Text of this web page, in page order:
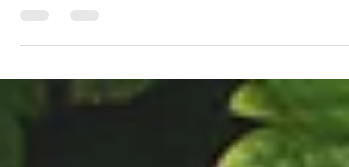
Comedy ist alles dabei!